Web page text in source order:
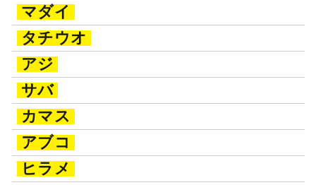
マダイ
タチウオ
アジ
サバ
カマス
アブコ
ヒラメ